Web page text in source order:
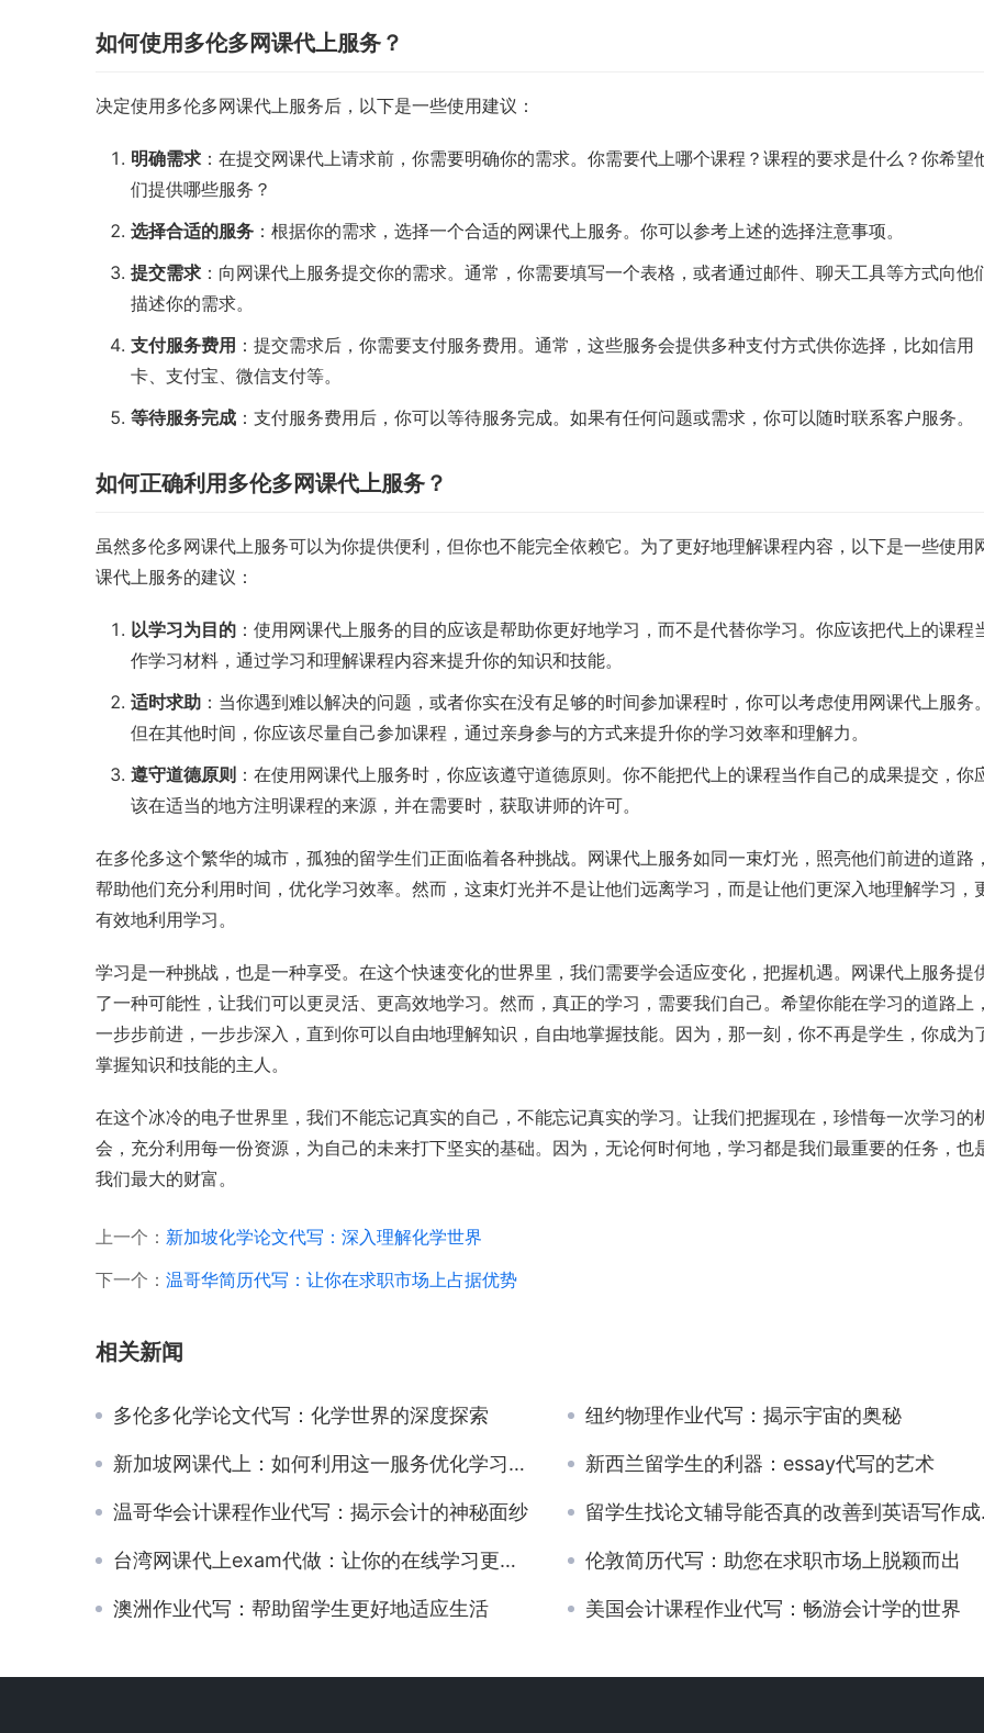
如何使用多伦多网课代上服务？
决定使用多伦多网课代上服务后，以下是一些使用建议：
明确需求 ：在提交网课代上请求前，你需要明确你的需求。你需要代上哪个课程？课程的要求是什么？你希望
们提供哪些服务？
选择合适的服务 ：根据你的需求，选择一个合适的网课代上服务。你可以参考上述的选择注意事项。
提交需求 ：向网课代上服务提交你的需求。通常，你需要填写一个表格，或者通过邮件、聊天工具等方式向他
描述你的需求。
支付服务费用 ：提交需求后，你需要支付服务费用。通常，这些服务会提供多种支付方式供你选择，比如信用
卡、支付宝、微信支付等。
等待服务完成 ：支付服务费用后，你可以等待服务完成。如果有任何问题或需求，你可以随时联系客户服务。
如何正确利用多伦多网课代上服务？
虽然多伦多网课代上服务可以为你提供便利，但你也不能完全依赖它。为了更好地理解课程内容，以下是一些使用
课代上服务的建议：
以学习为目的 ：使用网课代上服务的目的应该是帮助你更好地学习，而不是代替你学习。你应该把代上的课程
作学习材料，通过学习和理解课程内容来提升你的知识和技能。
适时求助 ：当你遇到难以解决的问题，或者你实在没有足够的时间参加课程时，你可以考虑使用网课代上服务
但在其他时间，你应该尽量自己参加课程，通过亲身参与的方式来提升你的学习效率和理解力。
遵守道德原则 ：在使用网课代上服务时，你应该遵守道德原则。你不能把代上的课程当作自己的成果提交，你
该在适当的地方注明课程的来源，并在需要时，获取讲师的许可。
在多伦多这个繁华的城市，孤独的留学生们正面临着各种挑战。网课代上服务如同一束灯光，照亮他们前进的道路
帮助他们充分利用时间，优化学习效率。然而，这束灯光并不是让他们远离学习，而是让他们更深入地理解学习，
有效地利用学习。
学习是一种挑战，也是一种享受。在这个快速变化的世界里，我们需要学会适应变化，把握机遇。网课代上服务提
了一种可能性，让我们可以更灵活、更高效地学习。然而，真正的学习，需要我们自己。希望你能在学习的道路上
一步步前进，一步步深入，直到你可以自由地理解知识，自由地掌握技能。因为，那一刻，你不再是学生，你成为
掌握知识和技能的主人。
在这个冰冷的电子世界里，我们不能忘记真实的自己，不能忘记真实的学习。让我们把握现在，珍惜每一次学习的
会，充分利用每一份资源，为自己的未来打下坚实的基础。因为，无论何时何地，学习都是我们最重要的任务，也
我们最大的财富。
上一个： 新加坡化学论文代写：深入理解化学世界
下一个： 温哥华简历代写：让你在求职市场上占据优势
相关新闻
多伦多化学论文代写：化学世界的深度探索 纽约物理作业代写：揭示宇宙的奥秘
新加坡网课代上：如何利用这一服务优化学习时间 新西兰留学生的利器：essay代写的艺术
温哥华会计课程作业代写：揭示会计的神秘面纱 留学生找论文辅导能否真的改善到英语写作成绩呢？
台湾网课代上exam代做：让你的在线学习更加轻松 伦敦简历代写：助您在求职市场上脱颖而出
澳洲作业代写：帮助留学生更好地适应生活 美国会计课程作业代写：畅游会计学的世界